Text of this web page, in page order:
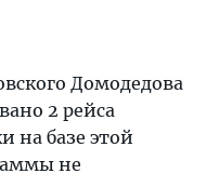
Домодедова
2 рейса
на базе этой
не